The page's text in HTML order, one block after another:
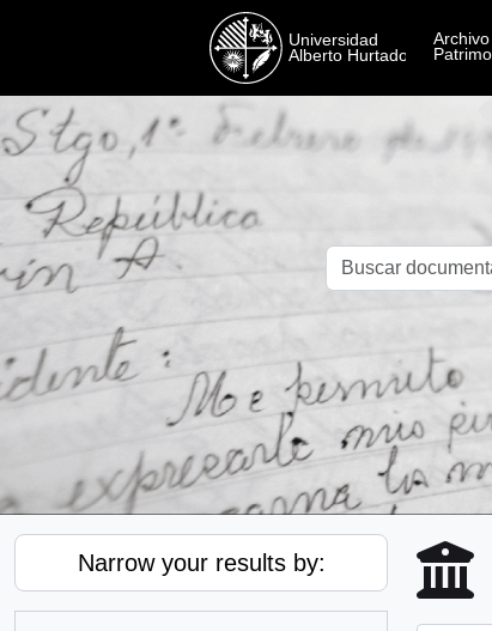
Narrow your results by: